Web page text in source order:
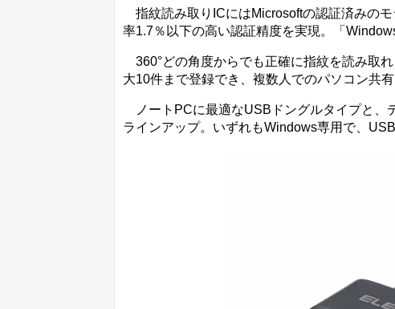
指紋読み取りICにはMicrosoftの認証済みの
率1.7％以下の高い認証精度を実現。「
360°どの角度からでも正確に指紋を読み取
大10件まで登録でき、複数人でのパソコン共有
ノートPCに最適なUSBドングルタイプと、
ラインアップ。いずれもWindows専用で、